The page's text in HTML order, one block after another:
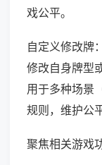
戏公平。
自定义修改牌
修改自身牌型
用于多种场景
规则，维护公
聚焦相关游戏